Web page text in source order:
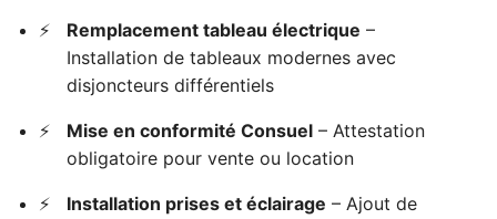
Remplacement tableau électrique –
Installation de tableaux modernes avec
disjoncteurs différentiels
Mise en conformité Consuel – Attestation
obligatoire pour vente ou location
Installation prises et éclairage – Ajout de